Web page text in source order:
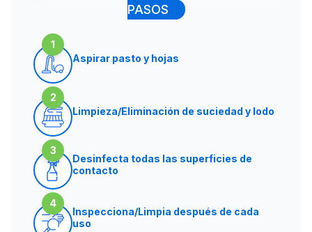
PASOS
1
Aspirar pasto y hojas
2
Limpieza/Eliminación de suciedad y lodo
3
Desinfecta todas las superficies de
contacto
4
Inspecciona/Limpia después de cada
uso